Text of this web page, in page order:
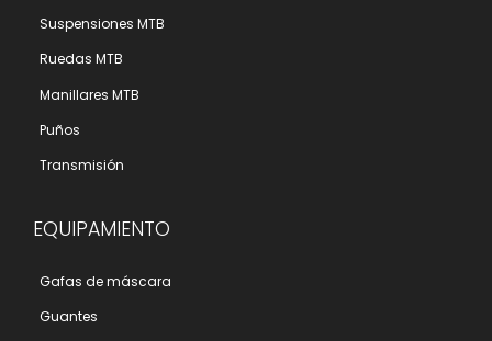
Suspensiones MTB
Ruedas MTB
Manillares MTB
Puños
Transmisión
EQUIPAMIENTO
Gafas de máscara
Guantes